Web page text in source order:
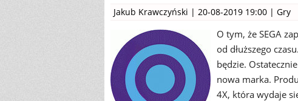
Jakub Krawczyński | 20-08-2019 19:00 | Gry
O tym, że SEGA
od dłuższego
będzie.
nowa marka.
4X, która wydaje